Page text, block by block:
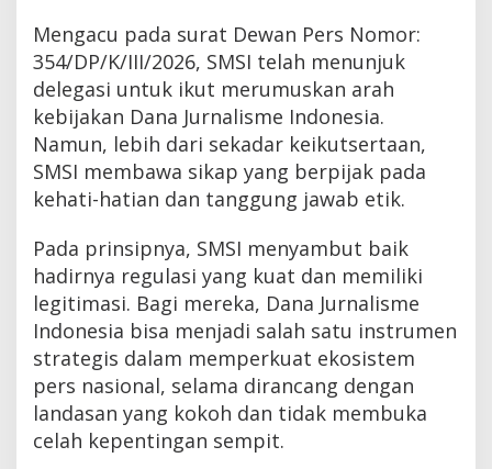
Mengacu pada surat Dewan Pers Nomor:
354/DP/K/III/2026, SMSI telah menunjuk
delegasi untuk ikut merumuskan arah
kebijakan Dana Jurnalisme Indonesia.
Namun, lebih dari sekadar keikutsertaan,
SMSI membawa sikap yang berpijak pada
kehati-hatian dan tanggung jawab etik.
Pada prinsipnya, SMSI menyambut baik
hadirnya regulasi yang kuat dan memiliki
legitimasi. Bagi mereka, Dana Jurnalisme
Indonesia bisa menjadi salah satu instrumen
strategis dalam memperkuat ekosistem
pers nasional, selama dirancang dengan
landasan yang kokoh dan tidak membuka
celah kepentingan sempit.